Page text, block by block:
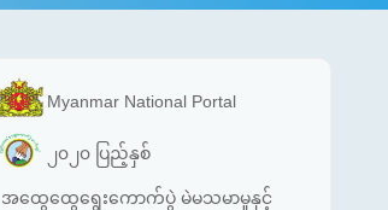
Myanmar National Portal
၂၀၂၀ ပြည့်နှစ်
အထွေထွေရွေးကောက်ပွဲ မဲမသမာမှုနှင့်